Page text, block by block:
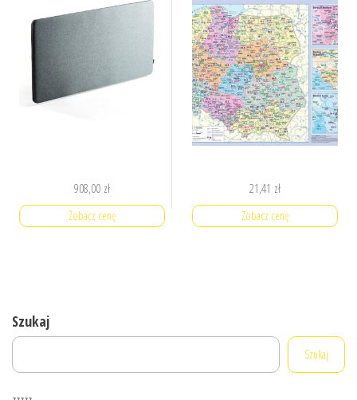
908,00 zł
Zobacz cenę
21,41 zł
Zobacz cenę
Szukaj
Szukaj